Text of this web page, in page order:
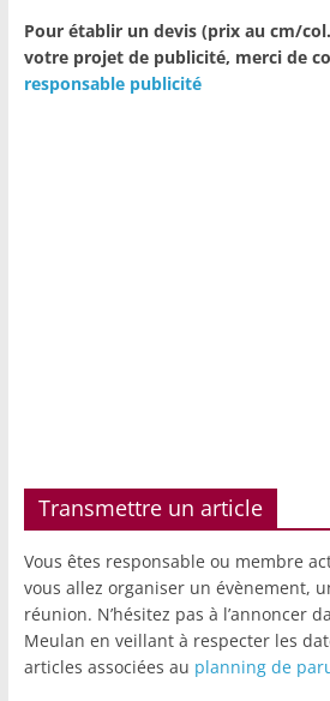
Pour établir un devis (prix au cm/
votre projet de publicité, merci de
responsable publicité
Transmettre un article
Vous êtes responsable ou membre
vous allez organiser un évènement,
réunion. N’hésitez pas à l’annoncer
Meulan en veillant à respecter les
articles associées au planning de